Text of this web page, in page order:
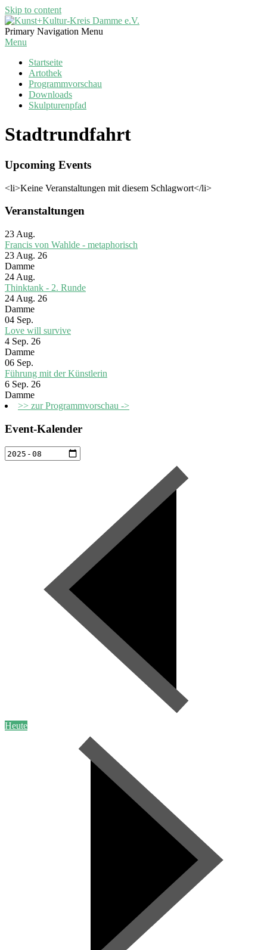
Skip to content
Kunst+Kultur-
Kreis
Primary Navigation Menu
Menu
Startseite
Artothek
Programmvorschau
Downloads
Skulpturenpfad
Stadtrundfahrt
Upcoming Events
<li>Keine Veranstaltungen mit diesem Schlagwort</li>
Veranstaltungen
23 Aug.
Francis von Wahlde - metaphorisch
23 Aug. 26
Damme
24 Aug.
Thinktank - 2. Runde
24 Aug. 26
Damme
04 Sep.
Love will survive
4 Sep. 26
Damme
06 Sep.
Führung mit der Künstlerin
6 Sep. 26
Damme
>> zur Programmvorschau ->
Event-Kalender
Heute